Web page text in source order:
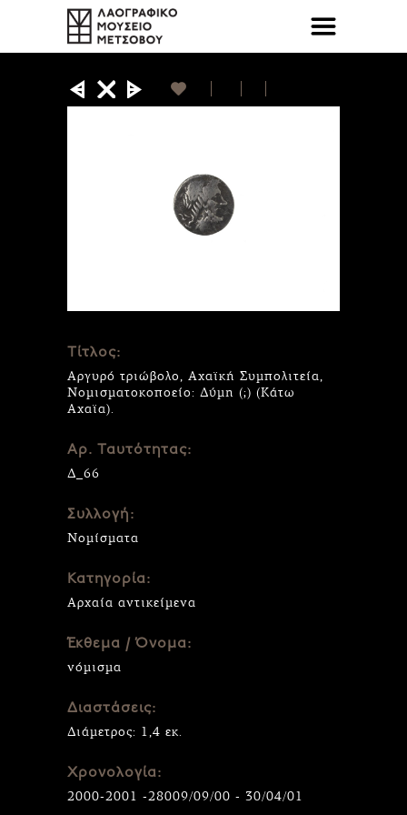
Τίτλος:
Αργυρό τριώβολο, Αχαϊκή Συμπολιτεία,
Νομισματοκοποείο: Δύμη (;) (Κάτω
Αχαϊα).
Αρ. Ταυτότητας:
Δ_66
Συλλογή:
Νομίσματα
Κατηγορία:
Αρχαία αντικείμενα
Έκθεμα / Όνομα:
νόμισμα
Διαστάσεις:
Διάμετρος: 1,4 εκ.
Χρονολογία:
2000-2001 -28009/09/00 - 30/04/01